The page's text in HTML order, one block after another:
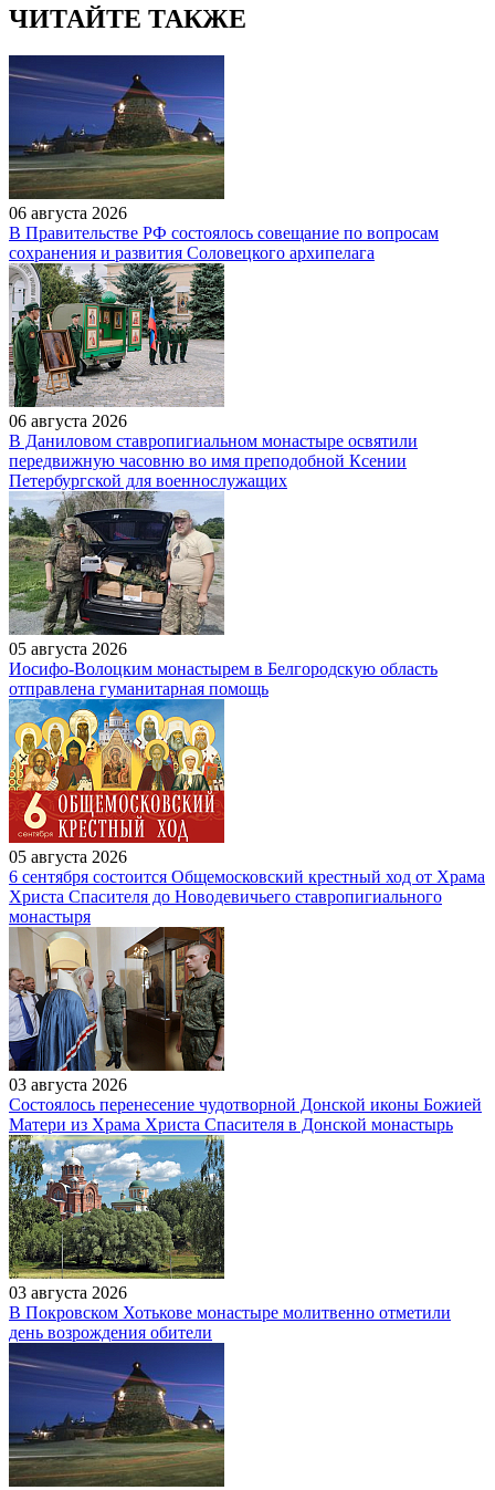
ЧИТАЙТЕ ТАКЖЕ
06 августа 2026
В Правительстве РФ состоялось совещание по вопросам
сохранения и развития Соловецкого архипелага
06 августа 2026
В Даниловом ставропигиальном монастыре освятили
передвижную часовню во имя преподобной Ксении
Петербургской для военнослужащих
05 августа 2026
Иосифо-Волоцким монастырем в Белгородскую область
отправлена гуманитарная помощь
05 августа 2026
6 сентября состоится Общемосковский крестный ход от Храма
Христа Спасителя до Новодевичьего ставропигиального
монастыря
03 августа 2026
Состоялось перенесение чудотворной Донской иконы Божией
Матери из Храма Христа Спасителя в Донской монастырь
03 августа 2026
В Покровском Хотькове монастыре молитвенно отметили
день возрождения обители